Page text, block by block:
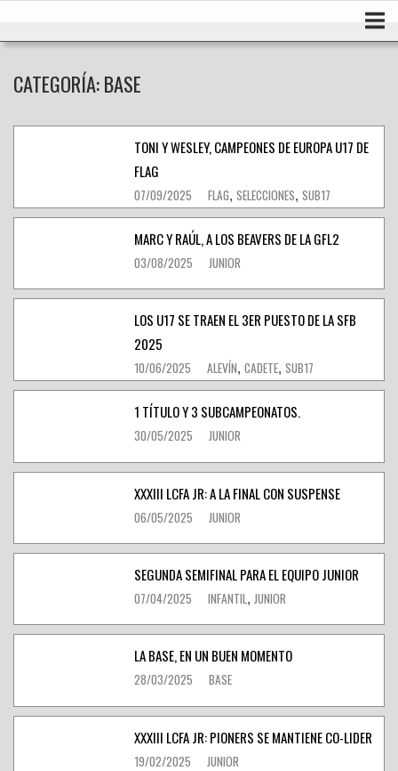
CATEGORÍA:BASE
TONI Y WESLEY, CAMPEONES DE EUROPA U17 DE
FLAG
07/09/2025 FLAG, SELECCIONES, SUB17
MARC Y RAÚL, A LOS BEAVERS DE LA GFL2
03/08/2025 JUNIOR
LOS U17 SE TRAEN EL 3ER PUESTO DE LA SFB
2025
10/06/2025 ALEVÍN, CADETE, SUB17
1 TÍTULO Y 3 SUBCAMPEONATOS.
30/05/2025 JUNIOR
XXXIII LCFA JR: A LA FINAL CON SUSPENSE
06/05/2025 JUNIOR
SEGUNDA SEMIFINAL PARA EL EQUIPO JUNIOR
07/04/2025 INFANTIL, JUNIOR
LA BASE, EN UN BUEN MOMENTO
28/03/2025 BASE
XXXIII LCFA JR: PIONERS SE MANTIENE CO-LIDER
19/02/2025 JUNIOR